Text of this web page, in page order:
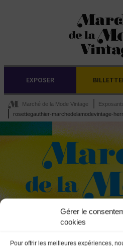
Gérer le
cookies
Pour offrir les meilleures expériences,
EXPOSER
Marché de la Mode Vintage
rosettegauthier-marchedelamodevintage-